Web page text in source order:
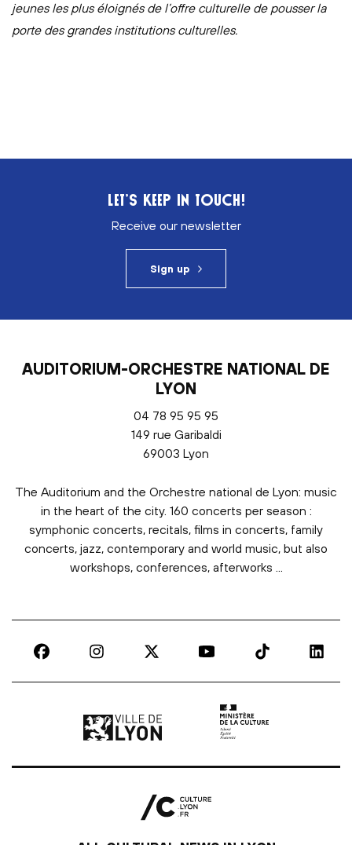
jeunes les plus éloignés de l’offre culturelle de pousser la
porte des grandes institutions culturelles.
LET’S KEEP IN TOUCH!
Receive our newsletter
Sign up
AUDITORIUM-ORCHESTRE NATIONAL DE
LYON
04 78 95 95 95
149 rue Garibaldi
69003 Lyon
The Auditorium and the Orchestre national de Lyon: music
in the heart of the city. 160 concerts per season :
symphonic concerts, recitals, films in concerts, family
concerts, jazz, contemporary and world music, but also
workshops, conferences, afterworks ...
Ville de Lyon | lien externeMinistère de la culture